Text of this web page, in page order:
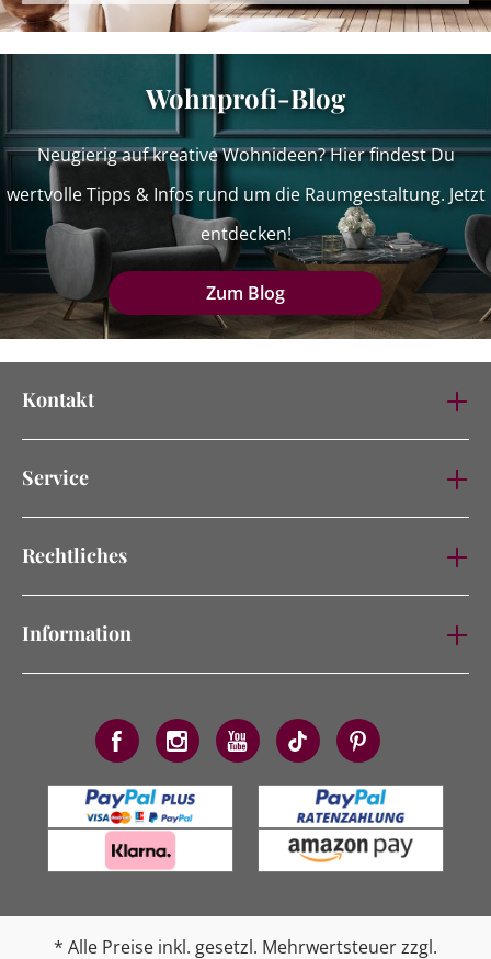
Wohnprofi-Blog
Neugierig auf kreative Wohnideen? Hier findest Du
wertvolle Tipps & Infos rund um die Raumgestaltung. Jetzt
entdecken!
Zum Blog
Kontakt
Service
Rechtliches
Information
* Alle Preise inkl. gesetzl. Mehrwertsteuer zzgl.